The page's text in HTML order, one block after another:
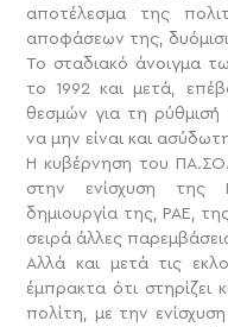
αποτέλεσμα της
αποφάσεων της,
Το σταδιακό άνοιγμα
το 1992 και μετά,
θεσμών για τη ρύθμισή
να μην είναι και
Η κυβέρνηση του
στην ενίσχυση της
δημιουργία της, ΡΑΕ,
σειρά άλλες
Αλλά και μετά τις
έμπρακτα ότι
πολίτη, με την